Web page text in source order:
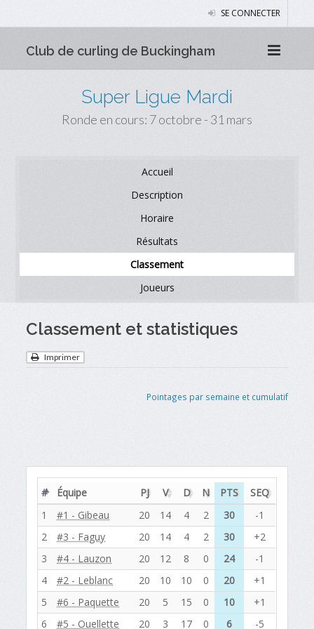
SE CONNECTER
Club de curling de Buckingham
Super Ligue Mardi
Ronde en cours: 7 octobre - 31 mars
Accueil
Description
Horaire
Résultats
Classement
Joueurs
Classement et statistiques
Imprimer
Pointages par semaine et cumulatif
# Équipe PJ V D N PTS
SEQ
1
#1 - Gibeau 20 14 4 2 30
-1
2
#3 - Faguy 20 14 4 2 30
+2
3
#4 - Lauzon 20 12 8 0 24
-1
4
#2 - Leblanc 20 10 10 0 20
+1
5
#6 - Paquette 20 5 15 0 10
+1
6
#5 - Ouellette 20 3 17 0 6 -5